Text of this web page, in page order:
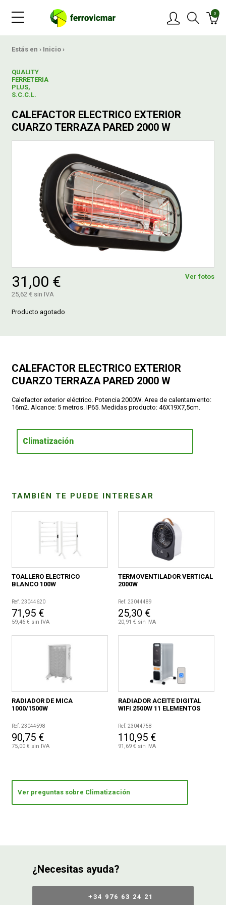
0
Estás en › Inicio ›
QUALITY
FERRETERIA
PLUS,
S.C.C.L.
CALEFACTOR ELECTRICO EXTERIOR
CUARZO TERRAZA PARED 2000 W
Ver fotos
31,00 €
25,62 € sin IVA
Producto agotado
CALEFACTOR ELECTRICO EXTERIOR
CUARZO TERRAZA PARED 2000 W
Calefactor exterior eléctrico. Potencia 2000W. Area de calentamiento:
16m2. Alcance: 5 metros. IP65. Medidas producto: 46X19X7,5cm.
Climatización
TAMBIÉN TE PUEDE INTERESAR
TOALLERO ELECTRICO
BLANCO 100W
Ref. 23044620
71,95 €
59,46 € sin IVA
TERMOVENTILADOR VERTICAL
2000W
Ref. 23044489
25,30 €
20,91 € sin IVA
RADIADOR DE MICA
1000/1500W
Ref. 23044598
90,75 €
75,00 € sin IVA
RADIADOR ACEITE DIGITAL
WIFI 2500W 11 ELEMENTOS
Ref. 23044758
110,95 €
91,69 € sin IVA
Ver preguntas sobre Climatización
¿Necesitas ayuda?
+34 976 63 24 21
OFERTAS
NOVEDADES
BLOG
CONTACTAR
FERROVICMAR
ENVÍOS
FORMAS DE PAGO